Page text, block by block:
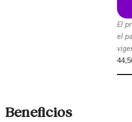
El
el
Beneficios